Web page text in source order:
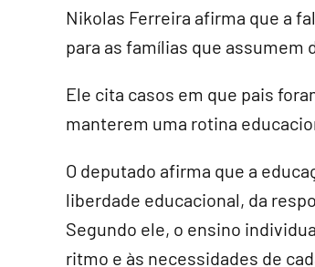
Nikolas Ferreira afirma que a
para as famílias que
Ele cita casos em que pais
manterem uma rotina
O deputado afirma que a
liberdade educacional, da
Segundo ele, o ensino
ritmo e às necessidades de